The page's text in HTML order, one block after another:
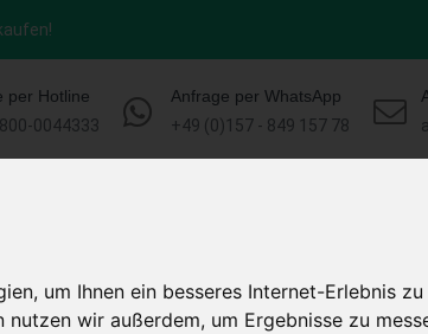
um Ihnen ein besseres Internet-Erlebnis
wir außerdem, um Ergebnisse zu
per Hotline
0044333
Anfrage per WhatsApp
+49 (0)157 - 849 157 78